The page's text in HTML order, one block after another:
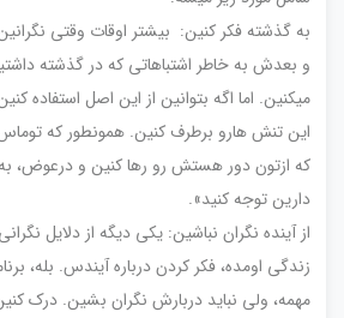
به گذشته فکر کنین: بیشتر اوقات وقتی
و بعدش به خاطر اشتباهاتی که در گذشته
میکنین. اما اگه بتوانین از این اصل استفاده
این تنش هارو برطرف کنین. همونطور که
که ازتون دور هستش رو رها کنین و درعوض،
دارین توجه کنید».
از آینده نگران نباشین: یکی دیگه از دلایل
زندگی اومده، فکر کردن درباره آیندس. بله،
مهمه، ولی نباید دربارش نگران بشین. درک